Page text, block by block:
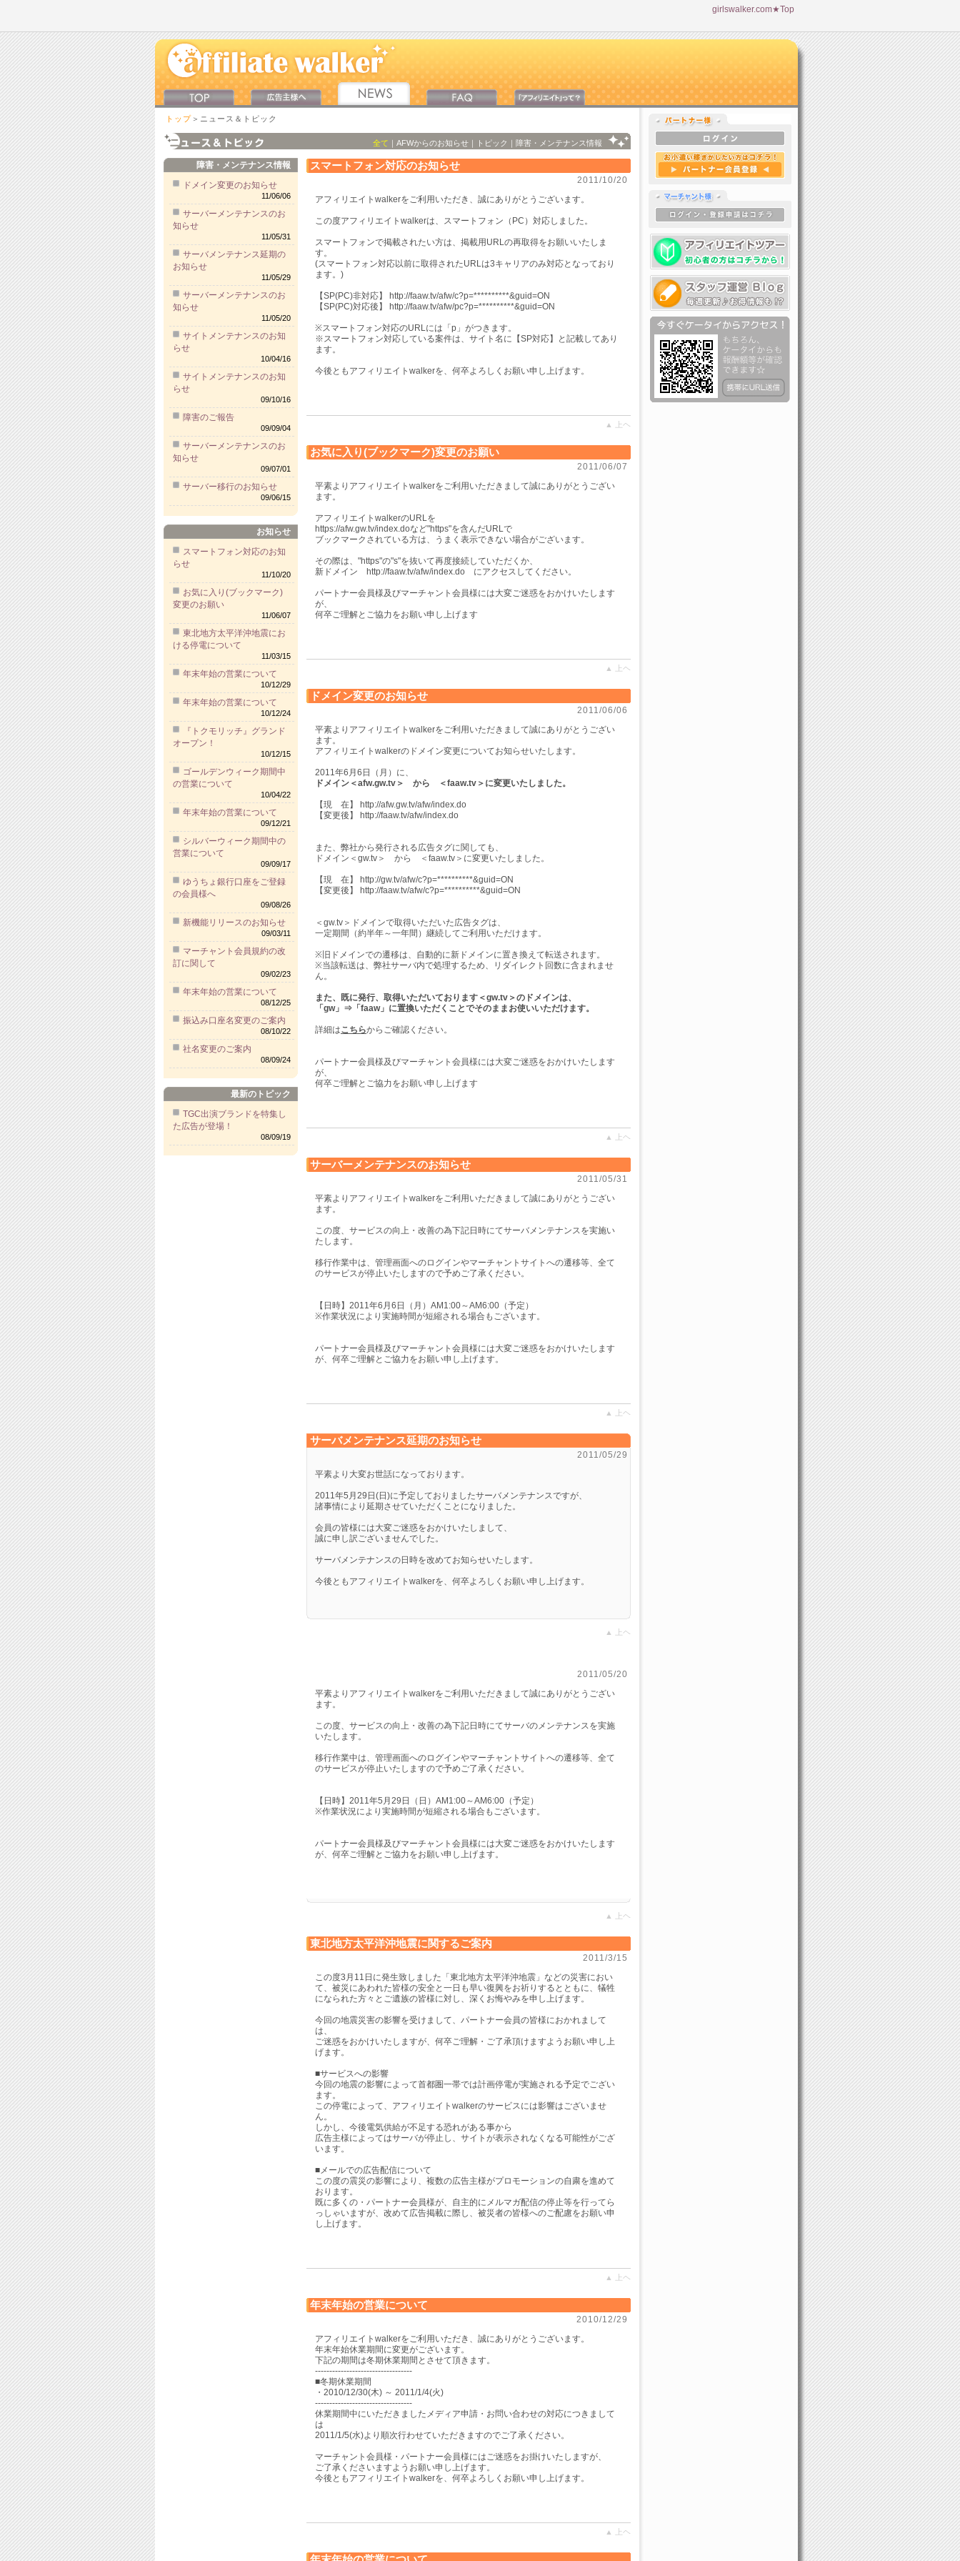
girlswalker.com★Top
トップ ＞ニュース＆トピック
全て ｜ AFWからのお知らせ ｜ トピック ｜ 障害・メンテナンス情報
障害・メンテナンス情報
ドメイン変更のお知らせ
11/06/06
サーバーメンテナンスのお
知らせ
11/05/31
サーバメンテナンス延期の
お知らせ
11/05/29
サーバーメンテナンスのお
知らせ
11/05/20
サイトメンテナンスのお知
らせ
10/04/16
サイトメンテナンスのお知
らせ
09/10/16
障害のご報告
09/09/04
サーバーメンテナンスのお
知らせ
09/07/01
サーバー移行のお知らせ
09/06/15
お知らせ
スマートフォン対応のお知
らせ
11/10/20
お気に入り(ブックマーク)
変更のお願い
11/06/07
東北地方太平洋沖地震にお
ける停電について
11/03/15
年末年始の営業について
10/12/29
年末年始の営業について
10/12/24
『トクモリッチ』グランド
オープン！
10/12/15
ゴールデンウィーク期間中
の営業について
10/04/22
年末年始の営業について
09/12/21
シルバーウィーク期間中の
営業について
09/09/17
ゆうちょ銀行口座をご登録
の会員様へ
09/08/26
新機能リリースのお知らせ
09/03/11
マーチャント会員規約の改
訂に関して
09/02/23
年末年始の営業について
08/12/25
振込み口座名変更のご案内
08/10/22
社名変更のご案内
08/09/24
最新のトピック
TGC出演ブランドを特集し
た広告が登場！
08/09/19
スマートフォン対応のお知らせ
2011/10/20
アフィリエイトwalkerをご利用いただき、誠にありがとうございます。
この度アフィリエイトwalkerは、スマートフォン（PC）対応しました。
スマートフォンで掲載されたい方は、掲載用URLの再取得をお願いいたしま
す。
(スマートフォン対応以前に取得されたURLは3キャリアのみ対応となっており
ます。)
【SP(PC)非対応】 http://faaw.tv/afw/c?p=**********&guid=ON
【SP(PC)対応後】 http://faaw.tv/afw/pc?p=**********&guid=ON
※スマートフォン対応のURLには「p」がつきます。
※スマートフォン対応している案件は、サイト名に【SP対応】と記載してあり
ます。
今後ともアフィリエイトwalkerを、何卒よろしくお願い申し上げます。
▲ 上ヘ
お気に入り(ブックマーク)変更のお願い
2011/06/07
平素よりアフィリエイトwalkerをご利用いただきまして誠にありがとうござい
ます。
アフィリエイトwalkerのURLを
https://afw.gw.tv/index.doなど"https"を含んだURLで
ブックマークされている方は、うまく表示できない場合がございます。
その際は、"https"の"s"を抜いて再度接続していただくか、
新ドメイン http://faaw.tv/afw/index.do にアクセスしてください。
パートナー会員様及びマーチャント会員様には大変ご迷惑をおかけいたします
が、
何卒ご理解とご協力をお願い申し上げます
▲ 上ヘ
ドメイン変更のお知らせ
2011/06/06
平素よりアフィリエイトwalkerをご利用いただきまして誠にありがとうござい
ます。
アフィリエイトwalkerのドメイン変更についてお知らせいたします。
2011年6月6日（月）に、
ドメイン＜afw.gw.tv＞ から ＜faaw.tv＞に変更いたしました。
【現 在】 http://afw.gw.tv/afw/index.do
【変更後】 http://faaw.tv/afw/index.do
また、弊社から発行される広告タグに関しても、
ドメイン＜gw.tv＞ から ＜faaw.tv＞に変更いたしました。
【現 在】 http://gw.tv/afw/c?p=**********&guid=ON
【変更後】 http://faaw.tv/afw/c?p=**********&guid=ON
＜gw.tv＞ドメインで取得いただいた広告タグは、
一定期間（約半年～一年間）継続してご利用いただけます。
※旧ドメインでの遷移は、自動的に新ドメインに置き換えて転送されます。
※当該転送は、弊社サーバ内で処理するため、リダイレクト回数に含まれませ
ん。
また、既に発行、取得いただいております＜gw.tv＞のドメインは、
「gw」⇒「faaw」に置換いただくことでそのままお使いいただけます。
詳細はこちらからご確認ください。
パートナー会員様及びマーチャント会員様には大変ご迷惑をおかけいたします
が、
何卒ご理解とご協力をお願い申し上げます
▲ 上ヘ
サーバーメンテナンスのお知らせ
2011/05/31
平素よりアフィリエイトwalkerをご利用いただきまして誠にありがとうござい
ます。
この度、サービスの向上・改善の為下記日時にてサーバメンテナンスを実施い
たします。
移行作業中は、管理画面へのログインやマーチャントサイトへの遷移等、全て
のサービスが停止いたしますので予めご了承ください。
【日時】2011年6月6日（月）AM1:00～AM6:00（予定）
※作業状況により実施時間が短縮される場合もございます。
パートナー会員様及びマーチャント会員様には大変ご迷惑をおかけいたします
が、何卒ご理解とご協力をお願い申し上げます。
▲ 上ヘ
サーバメンテナンス延期のお知らせ
2011/05/29
平素より大変お世話になっております。
2011年5月29日(日)に予定しておりましたサーバメンテナンスですが、
諸事情により延期させていただくことになりました。
会員の皆様には大変ご迷惑をおかけいたしまして、
誠に申し訳ございませんでした。
サーバメンテナンスの日時を改めてお知らせいたします。
今後ともアフィリエイトwalkerを、何卒よろしくお願い申し上げます。
▲ 上ヘ
2011/05/20
平素よりアフィリエイトwalkerをご利用いただきまして誠にありがとうござい
ます。
この度、サービスの向上・改善の為下記日時にてサーバのメンテナンスを実施
いたします。
移行作業中は、管理画面へのログインやマーチャントサイトへの遷移等、全て
のサービスが停止いたしますので予めご了承ください。
【日時】2011年5月29日（日）AM1:00～AM6:00（予定）
※作業状況により実施時間が短縮される場合もございます。
パートナー会員様及びマーチャント会員様には大変ご迷惑をおかけいたします
が、何卒ご理解とご協力をお願い申し上げます。
▲ 上ヘ
東北地方太平洋沖地震に関するご案内
2011/3/15
この度3月11日に発生致しました「東北地方太平洋沖地震」などの災害におい
て、被災にあわれた皆様の安全と一日も早い復興をお祈りするとともに、犠牲
になられた方々とご遺族の皆様に対し、深くお悔やみを申し上げます。
今回の地震災害の影響を受けまして、パートナー会員の皆様におかれまして
は、
ご迷惑をおかけいたしますが、何卒ご理解・ご了承頂けますようお願い申し上
げます。
■サービスへの影響
今回の地震の影響によって首都圏一帯では計画停電が実施される予定でござい
ます。
この停電によって、アフィリエイトwalkerのサービスには影響はございませ
ん。
しかし、今後電気供給が不足する恐れがある事から
広告主様によってはサーバが停止し、サイトが表示されなくなる可能性がござ
います。
■メールでの広告配信について
この度の震災の影響により、複数の広告主様がプロモーションの自粛を進めて
おります。
既に多くの・パートナー会員様が、自主的にメルマガ配信の停止等を行ってら
っしゃいますが、改めて広告掲載に際し、被災者の皆様へのご配慮をお願い申
し上げます。
▲ 上ヘ
年末年始の営業について
2010/12/29
アフィリエイトwalkerをご利用いただき、誠にありがとうございます。
年末年始休業期間に変更がございます。
下記の期間は冬期休業期間とさせて頂きます。
----------------------------------
■冬期休業期間
・2010/12/30(木) ～ 2011/1/4(火)
----------------------------------
休業期間中にいただきましたメディア申請・お問い合わせの対応につきまして
は
2011/1/5(水)より順次行わせていただきますのでご了承ください。
マーチャント会員様・パートナー会員様にはご迷惑をお掛けいたしますが、
ご了承くださいますようお願い申し上げます。
今後ともアフィリエイトwalkerを、何卒よろしくお願い申し上げます。
▲ 上ヘ